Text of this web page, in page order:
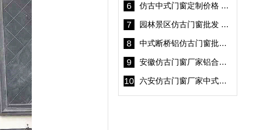
6 仿古中式门窗定制价格 铝合金仿古门窗报价
7 园林景区仿古门窗批发 铝合金仿古门窗采购-冠墅阳光
8 中式断桥铝仿古门窗批发 冠墅阳光仿古门窗 6000平米实体工厂
9 安徽仿古门窗厂家铝合金仿古门窗批发 免费设计出货快
10 六安仿古门窗厂家中式仿古门窗制作 6000平米源头厂家